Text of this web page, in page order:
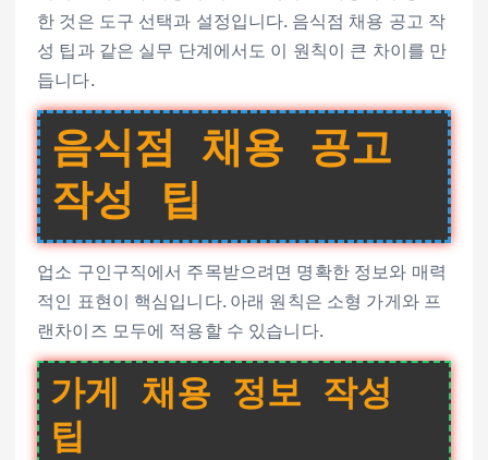
한 것은 도구 선택과 설정입니다. 음식점 채용 공고 작
성 팁과 같은 실무 단계에서도 이 원칙이 큰 차이를 만
듭니다.
음식점 채용 공고
작성 팁
업소 구인구직에서 주목받으려면 명확한 정보와 매력
적인 표현이 핵심입니다. 아래 원칙은 소형 가게와 프
랜차이즈 모두에 적용할 수 있습니다.
가게 채용 정보 작성
팁